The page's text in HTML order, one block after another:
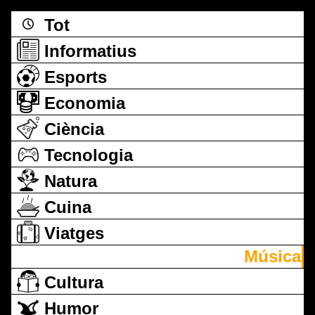
Tot
Informatius
Esports
Economia
Ciència
Tecnologia
Natura
Cuina
Viatges
Música
Cultura
Humor